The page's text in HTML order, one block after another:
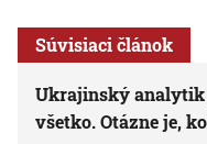
Súvisiaci článok
Ukrajinský analytik
všetko. Otázne je,